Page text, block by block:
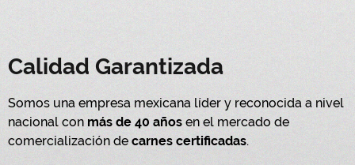
Calidad Garantizada
Somos una empresa mexicana líder y reconocida a nivel
nacional con más de 40 años en el mercado de
comercialización de carnes certificadas.